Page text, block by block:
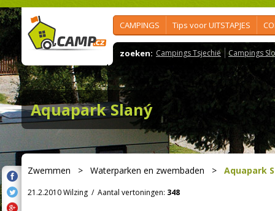
CAMPINGS Tips voor UITSTAPJES
zoeken: Campings Tsjechië Campings
Aquapark Slaný
Zwemmen > Waterparken en zwembaden > Aquapark
21.2.2010 Wilzing / Aantal vertoningen: 348